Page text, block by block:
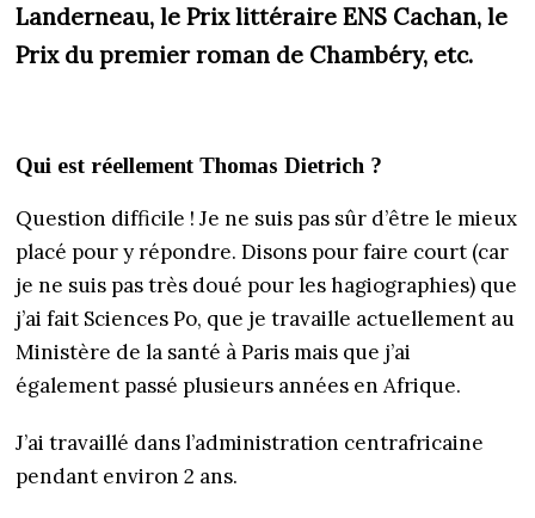
Landerneau, le Prix littéraire ENS Cachan, le
Prix du premier roman de Chambéry, etc.
Qui est réellement Thomas Dietrich ?
Question difficile ! Je ne suis pas sûr d’être le mieux
placé pour y répondre. Disons pour faire court (car
je ne suis pas très doué pour les hagiographies) que
j’ai fait Sciences Po, que je travaille actuellement au
Ministère de la santé à Paris mais que j’ai
également passé plusieurs années en Afrique.
J’ai travaillé dans l’administration centrafricaine
pendant environ 2 ans.